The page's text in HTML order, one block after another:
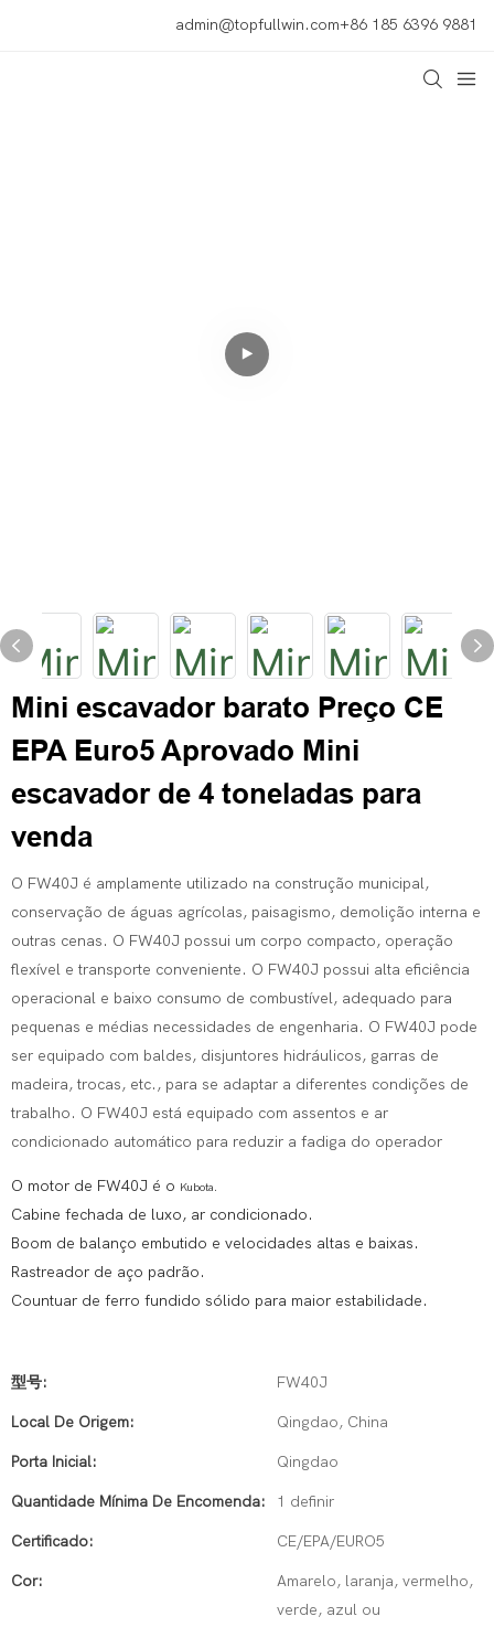
admin@topfullwin.com+86 185 6396 9881
Mini escavador barato Preço CE
EPA Euro5 Aprovado Mini
escavador de 4 toneladas para
venda
O FW40J é amplamente utilizado na construção municipal,
conservação de águas agrícolas, paisagismo, demolição interna e
outras cenas. O FW40J possui um corpo compacto, operação
flexível e transporte conveniente. O FW40J possui alta eficiência
operacional e baixo consumo de combustível, adequado para
pequenas e médias necessidades de engenharia. O FW40J pode
ser equipado com baldes, disjuntores hidráulicos, garras de
madeira, trocas, etc., para se adaptar a diferentes condições de
trabalho. O FW40J está equipado com assentos e ar
condicionado automático para reduzir a fadiga do operador
O motor de FW40J é o Kubota.
Cabine fechada de luxo, ar condicionado.
Boom de balanço embutido e velocidades altas e baixas.
Rastreador de aço padrão.
Countuar de ferro fundido sólido para maior estabilidade.
型号: FW40J
Local De Origem: Qingdao, China
Porta Inicial: Qingdao
Quantidade Mínima De Encomenda: 1 definir
Certificado: CE/EPA/EURO5
Cor:
Amarelo, laranja, vermelho,
verde, azul ou